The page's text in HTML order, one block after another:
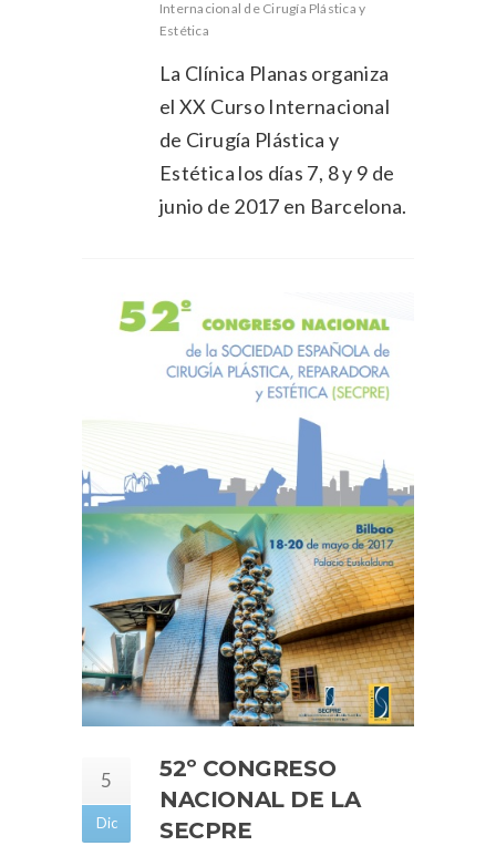
Internacional de Cirugía Plástica y
Estética
La Clínica Planas organiza
el XX Curso Internacional
de Cirugía Plástica y
Estética los días 7, 8 y 9 de
junio de 2017 en Barcelona.
5
Dic
52º CONGRESO
NACIONAL DE LA
SECPRE